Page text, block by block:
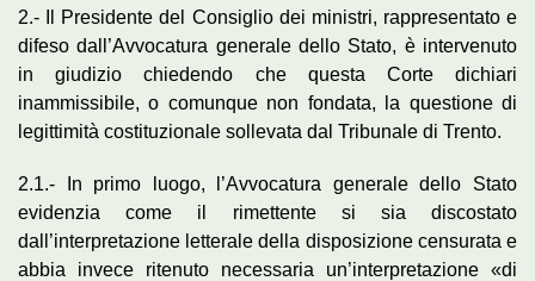
2.- Il Presidente del Consiglio dei ministri, rappresentato e
difeso dall’Avvocatura generale dello Stato, è intervenuto
in giudizio chiedendo che questa Corte dichiari
inammissibile, o comunque non fondata, la questione di
legittimità costituzionale sollevata dal Tribunale di Trento.
2.1.- In primo luogo, l’Avvocatura generale dello Stato
evidenzia come il rimettente si sia discostato
dall’interpretazione letterale della disposizione censurata e
abbia invece ritenuto necessaria un’interpretazione «di